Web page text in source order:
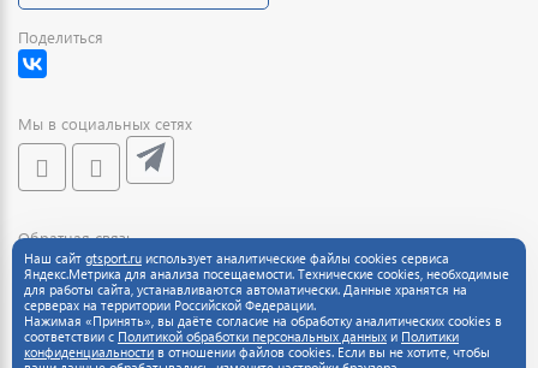
Поделиться
Мы в социальных сетях
Обратная связь
Наш сайт gtsport.ru использует аналитические файлы cookies сервиса
Яндекс.Метрика для анализа посещаемости. Технические cookies, необходимые
для работы сайта, устанавливаются автоматически. Данные хранятся на
серверах на территории Российской Федерации.
Нажимая «Принять», вы даёте согласие на обработку аналитических cookies в
соответствии с Политикой обработки персональных данных и Политики
конфиденциальности в отношении файлов cookies. Если вы не хотите, чтобы